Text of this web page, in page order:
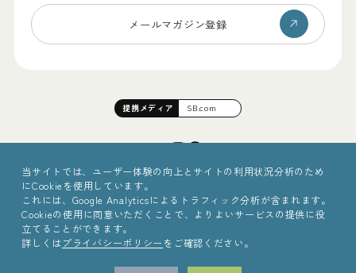
メールマガジン登録
©2025 Sinc Inc.
提携メディア SB.com
当サイトでは、ユーザー体験の向上とサイトの利用状況分析のため
にCookieを使用しています。
これには、Google Analyticsによるトラフィック分析が含まれます。
Cookieの使用に同意いただくことで、よりよいサービスの提供に役
立てることができます。
詳しくはプライバシーポリシー をご確認ください。